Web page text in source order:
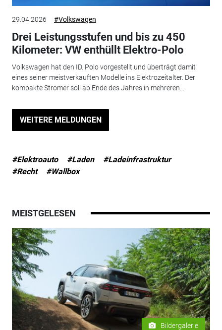
29.04.2026 #Volkswagen
Drei Leistungsstufen und bis zu 450
Kilometer: VW enthüllt Elektro-Polo
Volkswagen hat den ID. Polo vorgestellt und überträgt damit
eines seiner meistverkauften Modelle ins Elektrozeitalter. Der
kompakte Stromer soll ab Ende des Jahres in mehreren...
WEITERE MELDUNGEN
#Elektroauto #Laden
#Ladeinfrastruktur
#Recht
#Wallbox
MEISTGELESEN
Bildergalerie